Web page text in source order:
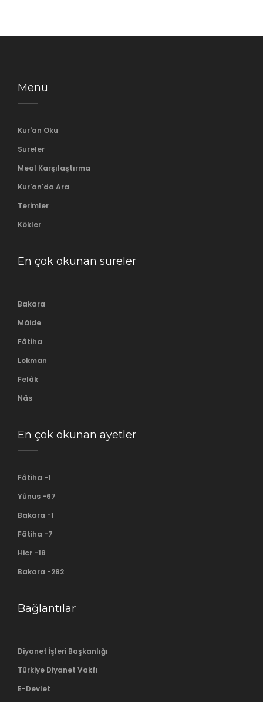
Menü
Kur'an Oku
Sureler
Meal Karşılaştırma
Kur'an'da Ara
Terimler
Kökler
En çok okunan sureler
Bakara
Mâide
Fâtiha
Lokman
Felâk
Nâs
En çok okunan ayetler
Fâtiha -1
Yûnus -67
Bakara -1
Fâtiha -7
Hicr -18
Bakara -282
Bağlantılar
Diyanet İşleri Başkanlığı
Türkiye Diyanet Vakfı
E-Devlet